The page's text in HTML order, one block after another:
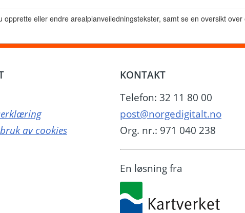
opprette eller endre arealplanveiledningstekster, samt se en oversikt